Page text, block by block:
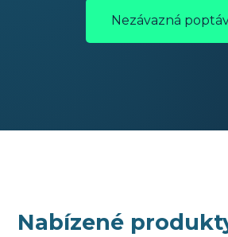
Nezávazná
Nabízené